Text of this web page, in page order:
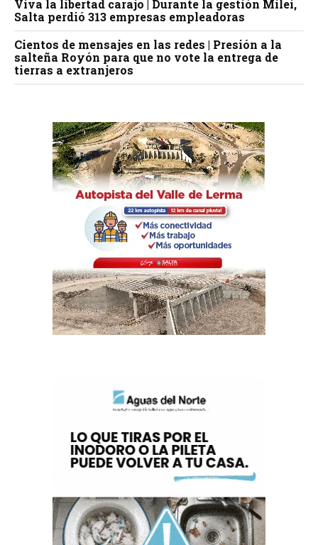
Viva la libertad carajo | Durante la gestión Milei,
Salta perdió 313 empresas empleadoras
Cientos de mensajes en las redes | Presión a la
salteña Royón para que no vote la entrega de
tierras a extranjeros